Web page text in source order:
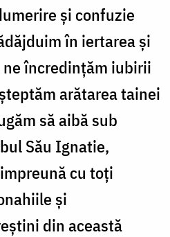
și confuzie
în iertarea și
încredințăm iubirii
arătarea tainei
să aibă sub
Său Ignatie,
cu toți
și
din această